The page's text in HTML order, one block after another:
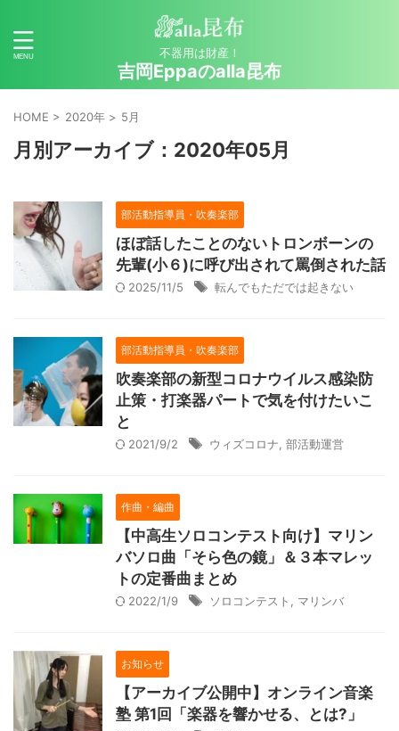
不器用は財産！
吉岡Eppaのalla昆布
HOME > 2020年 > 5月
月別アーカイブ：2020年05月
部活動指導員・吹奏楽部
ほぼ話したことのないトロンボーンの
先輩(小６)に呼び出されて罵倒された話
2025/11/5 転んでもただでは起きない
部活動指導員・吹奏楽部
吹奏楽部の新型コロナウイルス感染防
止策・打楽器パートで気を付けたいこ
と
2021/9/2 ウィズコロナ 部活動運営
作曲・編曲
【中高生ソロコンテスト向け】マリン
バソロ曲「そら色の鏡」＆３本マレッ
トの定番曲まとめ
2022/1/9 ソロコンテスト マリンバ
お知らせ
【アーカイブ公開中】オンライン音楽
塾 第1回「楽器を響かせる、とは?」